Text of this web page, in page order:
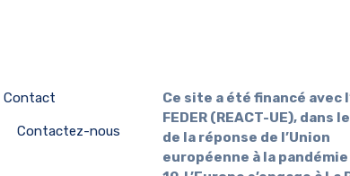
Contact
Contactez-nous
Ce site a été financé avec
FEDER (REACT-UE), dans
de la réponse de l’Union
européenne à la pandémie